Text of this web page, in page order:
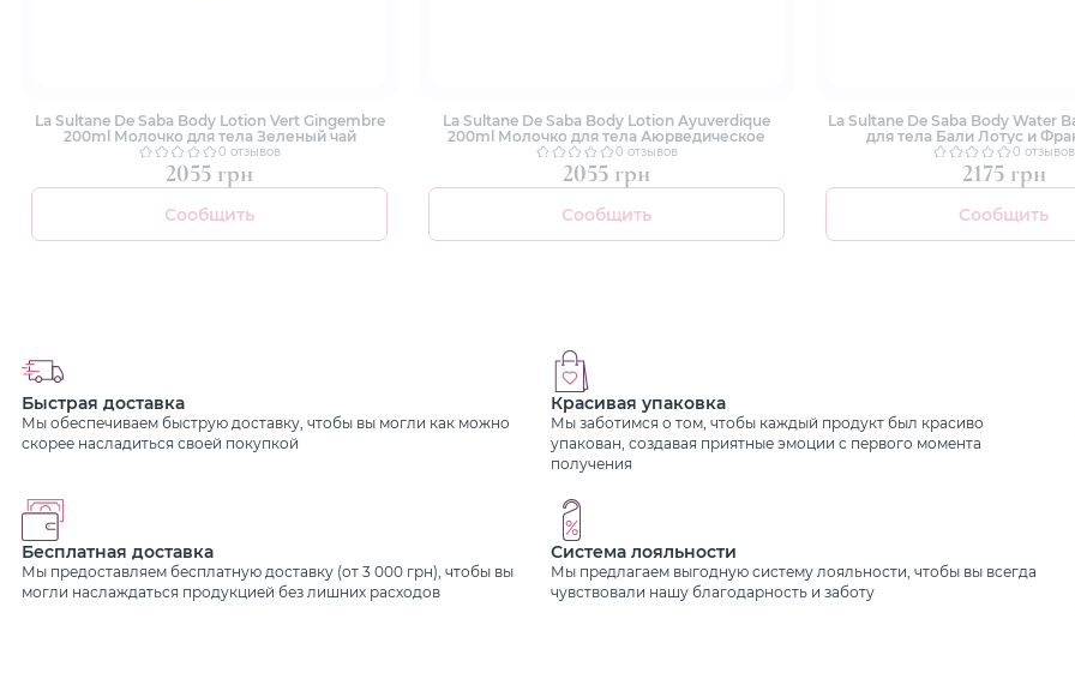
La Sultane De Saba Body Lotion Vert Gingembre
200ml Молочко для тела Зеленый чай
0 отзывов
2055 грн
Сообщить
La Sultane De Saba Body Lotion Ayuverdique
200ml Молочко для тела Аюрведическое
0 отзывов
2055 грн
Сообщить
La Sultane De Saba Body Water
для тела Бали Лотус и
0 отзывов
2175 грн
Сообщить
Быстрая доставка
Мы обеспечиваем быструю доставку, чтобы вы могли как можно
скорее насладиться своей покупкой
Красивая упаковка
Мы заботимся о том, чтобы каждый продукт был красиво
упакован, создавая приятные эмоции с первого момента
получения
Бесплатная доставка
Мы предоставляем бесплатную доставку (от 3 000 грн), чтобы вы
могли наслаждаться продукцией без лишних расходов
Система лояльности
Мы предлагаем выгодную систему лояльности, чтобы вы всегда
чувствовали нашу благодарность и заботу